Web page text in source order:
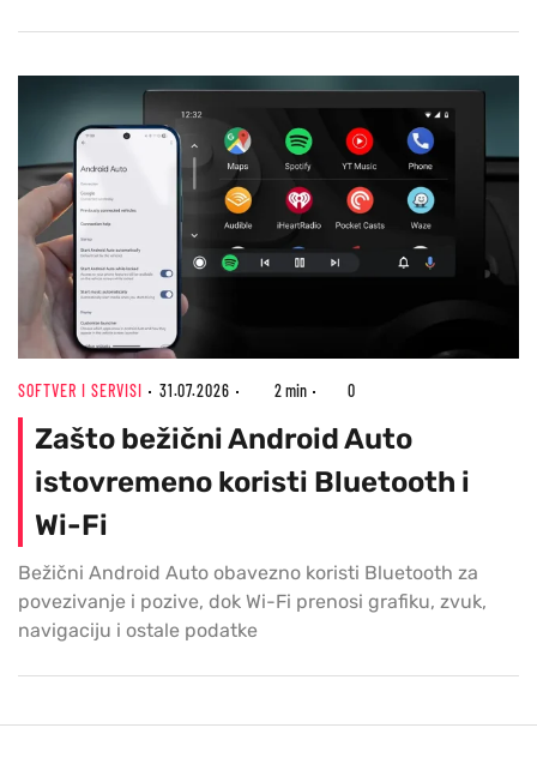
SOFTVER I SERVISI 31.07.2026 2 min 0
Zašto bežični Android Auto
istovremeno koristi Bluetooth i
Wi-Fi
Bežični Android Auto obavezno koristi Bluetooth za
povezivanje i pozive, dok Wi-Fi prenosi grafiku, zvuk,
navigaciju i ostale podatke